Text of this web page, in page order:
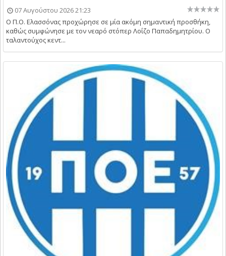
07 Αυγούστου 2026 21:23
Ο Π.Ο. Ελασσόνας προχώρησε σε μία ακόμη σημαντική προσθήκη,
καθώς συμφώνησε με τον νεαρό στόπερ Λοΐζο Παπαδημητρίου. Ο
ταλαντούχος κεντ...